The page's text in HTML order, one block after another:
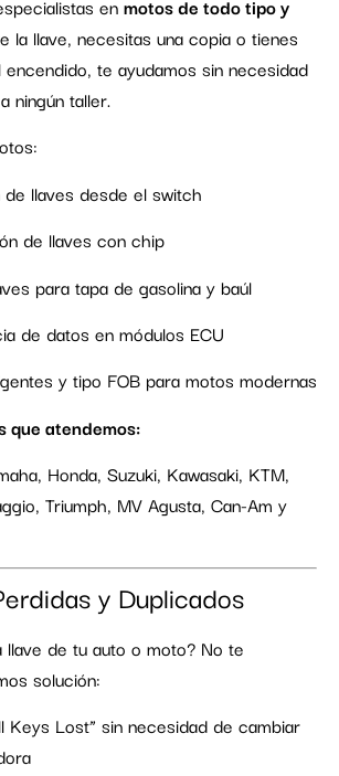
enmotos de todo tipo y
la llave, necesitas una copia o tienes
te ayudamos sin necesidad
ningún taller.
de llaves desde el switch
de llaves con chip
para tapa de gasolina y baúl
de datos en módulos ECU
y tipo FOB para motos modernas
que atendemos:
Honda, Suzuki, Kawasaki, KTM,
Triumph, MV Agusta, Can-Am y
y Duplicados
llave de tu auto o moto? No te
solución:
Keys Lost” sin necesidad de cambiar